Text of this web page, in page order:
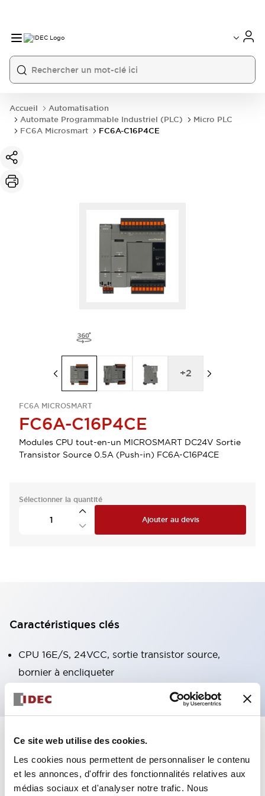
Ce site web utilise des cookies.
Les cookies nous permettent de personnaliser le contenu
et les annonces, d'offrir des fonctionnalités relatives aux
médias sociaux et d'analyser notre trafic. Nous
Accueil
Automatisation
Automate Programmable Industriel (PLC)
Micro PLC
FC6A Microsmart
FC6A-C16P4CE
FC6A MICROSMART
FC6A-C16P4CE
Modules CPU tout-en-un MICROSMART DC24V Sortie
Transistor Source 0.5A (Push-in) FC6A-C16P4CE
+2
Sélectionner la quantité
Ajouter au devis
Caractéristiques clés
CPU 16E/S, 24VCC, sortie transistor source,
bornier à encliqueter
Spécifications
Certification Specifications